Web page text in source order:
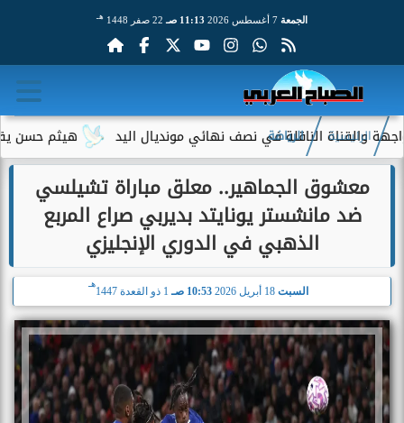
الجمعة 11:13 صـ 22 صفر 1448 هـ
هيثم حسن يقترب من الناقلة في نصف نهائي مونديال اليد
الرئيسية الرياضة
معشوق الجماهير.. معلق مباراة تشيلسي
ضد مانشستر يونايتد بديربي صراع المربع
الذهبي في الدوري الإنجليزي
السبت 10:53 صـ 1 ذو القعدة 1447
هـ